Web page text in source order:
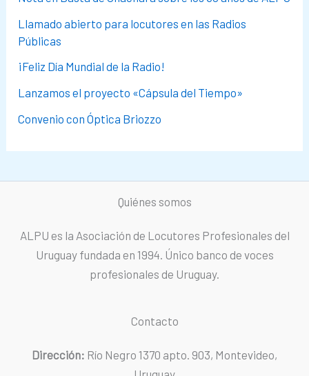
Llamado abierto para locutores en las Radios
Públicas
¡Feliz Día Mundial de la Radio!
Lanzamos el proyecto «Cápsula del Tiempo»
Convenio con Óptica Briozzo
Quiénes somos
ALPU es la Asociación de Locutores Profesionales del
Uruguay fundada en 1994. Único banco de voces
profesionales de Uruguay.
Contacto
Dirección: Río Negro 1370 apto. 903, Montevideo,